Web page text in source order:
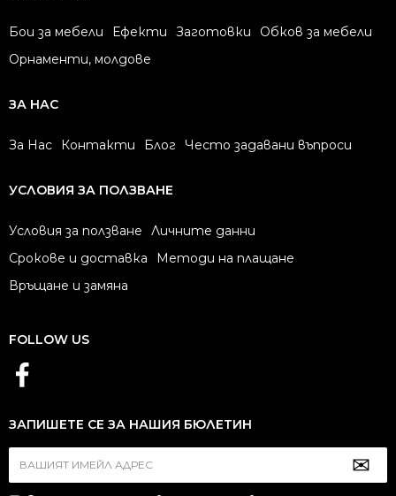
Бои за мебели Ефекти Заготовки
Обков за мебели
Орнаменти, молдове
ЗА НАС
За Нас Контакти Блог Често задавани въпроси
УСЛОВИЯ ЗА ПОЛЗВАНЕ
Условия за ползване
Личните данни
Срокове и доставка
Методи на плащане
Връщане и замяна
FOLLOW US
ЗАПИШЕТЕ СЕ ЗА НАШИЯ БЮЛЕТИН